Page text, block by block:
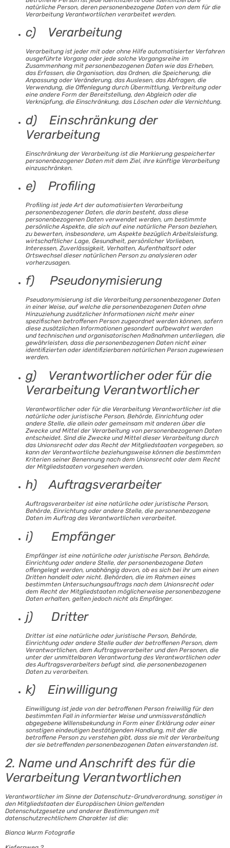
natürliche Person, deren personenbezogene Daten von dem für die
Verarbeitung Verantwortlichen verarbeitet werden.
c) Verarbeitung
Verarbeitung ist jeder mit oder ohne Hilfe automatisierter Verfahren
ausgeführte Vorgang oder jede solche Vorgangsreihe im
Zusammenhang mit personenbezogenen Daten wie das Erheben,
das Erfassen, die Organisation, das Ordnen, die Speicherung, die
Anpassung oder Veränderung, das Auslesen, das Abfragen, die
Verwendung, die Offenlegung durch Übermittlung, Verbreitung oder
eine andere Form der Bereitstellung, den Abgleich oder die
Verknüpfung, die Einschränkung, das Löschen oder die Vernichtung.
d) Einschränkung der
Verarbeitung
Einschränkung der Verarbeitung ist die Markierung gespeicherter
personenbezogener Daten mit dem Ziel, ihre künftige Verarbeitung
einzuschränken.
e) Profiling
Profiling ist jede Art der automatisierten Verarbeitung
personenbezogener Daten, die darin besteht, dass diese
personenbezogenen Daten verwendet werden, um bestimmte
persönliche Aspekte, die sich auf eine natürliche Person beziehen,
zu bewerten, insbesondere, um Aspekte bezüglich Arbeitsleistung,
wirtschaftlicher Lage, Gesundheit, persönlicher Vorlieben,
Interessen, Zuverlässigkeit, Verhalten, Aufenthaltsort oder
Ortswechsel dieser natürlichen Person zu analysieren oder
vorherzusagen.
f) Pseudonymisierung
Pseudonymisierung ist die Verarbeitung personenbezogener Daten
in einer Weise, auf welche die personenbezogenen Daten ohne
Hinzuziehung zusätzlicher Informationen nicht mehr einer
spezifischen betroffenen Person zugeordnet werden können, sofern
diese zusätzlichen Informationen gesondert aufbewahrt werden
und technischen und organisatorischen Maßnahmen unterliegen, die
gewährleisten, dass die personenbezogenen Daten nicht einer
identifizierten oder identifizierbaren natürlichen Person zugewiesen
werden.
g) Verantwortlicher oder für die
Verarbeitung Verantwortlicher
Verantwortlicher oder für die Verarbeitung Verantwortlicher ist die
natürliche oder juristische Person, Behörde, Einrichtung oder
andere Stelle, die allein oder gemeinsam mit anderen über die
Zwecke und Mittel der Verarbeitung von personenbezogenen Daten
entscheidet. Sind die Zwecke und Mittel dieser Verarbeitung durch
das Unionsrecht oder das Recht der Mitgliedstaaten vorgegeben, so
kann der Verantwortliche beziehungsweise können die bestimmten
Kriterien seiner Benennung nach dem Unionsrecht oder dem Recht
der Mitgliedstaaten vorgesehen werden.
h) Auftragsverarbeiter
Auftragsverarbeiter ist eine natürliche oder juristische Person,
Behörde, Einrichtung oder andere Stelle, die personenbezogene
Daten im Auftrag des Verantwortlichen verarbeitet.
i) Empfänger
Empfänger ist eine natürliche oder juristische Person, Behörde,
Einrichtung oder andere Stelle, der personenbezogene Daten
offengelegt werden, unabhängig davon, ob es sich bei ihr um einen
Dritten handelt oder nicht. Behörden, die im Rahmen eines
bestimmten Untersuchungsauftrags nach dem Unionsrecht oder
dem Recht der Mitgliedstaaten möglicherweise personenbezogene
Daten erhalten, gelten jedoch nicht als Empfänger.
j) Dritter
Dritter ist eine natürliche oder juristische Person, Behörde,
Einrichtung oder andere Stelle außer der betroffenen Person, dem
Verantwortlichen, dem Auftragsverarbeiter und den Personen, die
unter der unmittelbaren Verantwortung des Verantwortlichen oder
des Auftragsverarbeiters befugt sind, die personenbezogenen
Daten zu verarbeiten.
k) Einwilligung
Einwilligung ist jede von der betroffenen Person freiwillig für den
bestimmten Fall in informierter Weise und unmissverständlich
abgegebene Willensbekundung in Form einer Erklärung oder einer
sonstigen eindeutigen bestätigenden Handlung, mit der die
betroffene Person zu verstehen gibt, dass sie mit der Verarbeitung
der sie betreffenden personenbezogenen Daten einverstanden ist.
2. Name und Anschrift des für die
Verarbeitung Verantwortlichen
Verantwortlicher im Sinne der Datenschutz-Grundverordnung, sonstiger in
den Mitgliedstaaten der Europäischen Union geltenden
Datenschutzgesetze und anderer Bestimmungen mit
datenschutzrechtlichem Charakter ist die:
Bianca Wurm Fotografie